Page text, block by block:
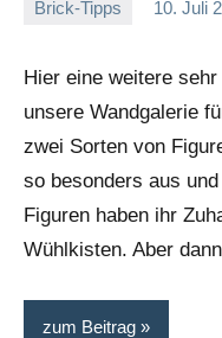
Brick-Tipps 10. Juli
Hier eine weitere
unsere Wandgalerie
zwei Sorten von
so besonders aus
Figuren haben ihr
Wühlkisten. Aber
zum Beitrag